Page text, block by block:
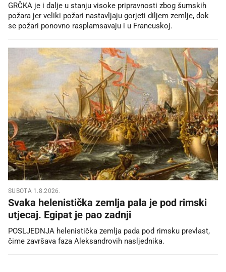
GRČKA je i dalje u stanju visoke pripravnosti zbog šumskih
požara jer veliki požari nastavljaju gorjeti diljem zemlje, dok
se požari ponovno rasplamsavaju i u Francuskoj.
SUBOTA 1.8.2026.
Svaka helenistička zemlja pala je pod rimski
utjecaj. Egipat je pao zadnji
POSLJEDNJA helenistička zemlja pada pod rimsku prevlast,
čime završava faza Aleksandrovih nasljednika.